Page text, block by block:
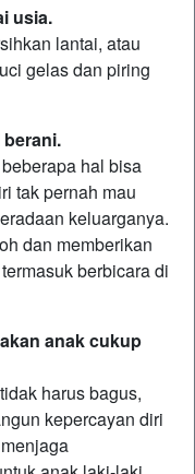
usia.
lantai, atau
gelas dan piring
hal bisa
tak pernah mau
keluarganya.
dan memberikan
berbicara di
anak cukup
harus bagus,
kepercayan diri